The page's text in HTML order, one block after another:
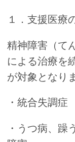
１．支援医療
精神障害（て
による治療を
が対象となり
・統合失調症
・うつ病、躁